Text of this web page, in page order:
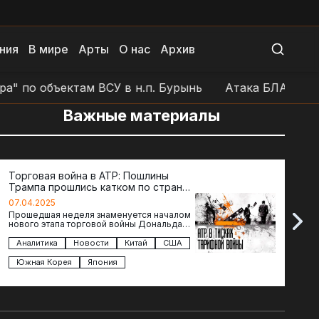
В мире Арты О нас Архив
по объектам ВСУ в н.п. Бурынь Атака БЛА на
Важные материалы
Торговая война в АТР: Пошлины
Трампа прошлись катком по странам
региона
07.04.2025
Прошедшая неделя знаменуется началом
нового этапа торговой войны Дональда
импорта из более 100 стран…
Аналитика Новости Китай
США
Южная Корея
Япония
The